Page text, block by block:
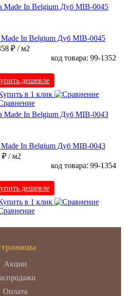
In Belgium Дуб MIB-0045
₽ / м2
код товара: 99-1352
дешевле
в 1 клик
In Belgium Дуб MIB-0043
₽ / м2
код товара: 99-1354
дешевле
в 1 клик
Акции
Оплата